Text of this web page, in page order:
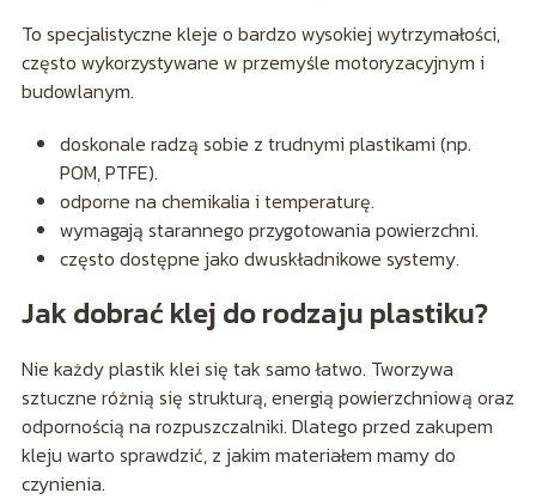
To specjalistyczne kleje o bardzo wysokiej wytrzymałości,
często wykorzystywane w przemyśle motoryzacyjnym i
budowlanym.
doskonale radzą sobie z trudnymi plastikami (np.
POM, PTFE).
odporne na chemikalia i temperaturę.
wymagają starannego przygotowania powierzchni.
często dostępne jako dwuskładnikowe systemy.
Jak dobrać klej do rodzaju plastiku?
Nie każdy plastik klei się tak samo łatwo. Tworzywa
sztuczne różnią się strukturą, energią powierzchniową oraz
odpornością na rozpuszczalniki. Dlatego przed zakupem
kleju warto sprawdzić, z jakim materiałem mamy do
czynienia.